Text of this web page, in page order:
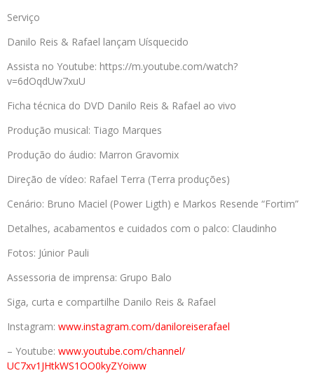
Serviço
Danilo Reis & Rafael lançam Uísquecido
Assista no Youtube: https://m.youtube.com/watch?
v=6dOqdUw7xuU
Ficha técnica do DVD Danilo Reis & Rafael ao vivo
Produção musical: Tiago Marques
Produção do áudio: Marron Gravomix
Direção de vídeo: Rafael Terra (Terra produções)
Cenário: Bruno Maciel (Power Ligth) e Markos Resende “Fortim”
Detalhes, acabamentos e cuidados com o palco: Claudinho
Fotos: Júnior Pauli
Assessoria de imprensa: Grupo Balo
Siga, curta e compartilhe Danilo Reis & Rafael
Instagram: www.instagram.com/daniloreiserafael
– Youtube: www.youtube.com/channel/
UC7xv1JHtkWS1OO0kyZYoiww